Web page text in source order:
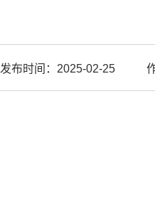
发布时间：2025-02-25